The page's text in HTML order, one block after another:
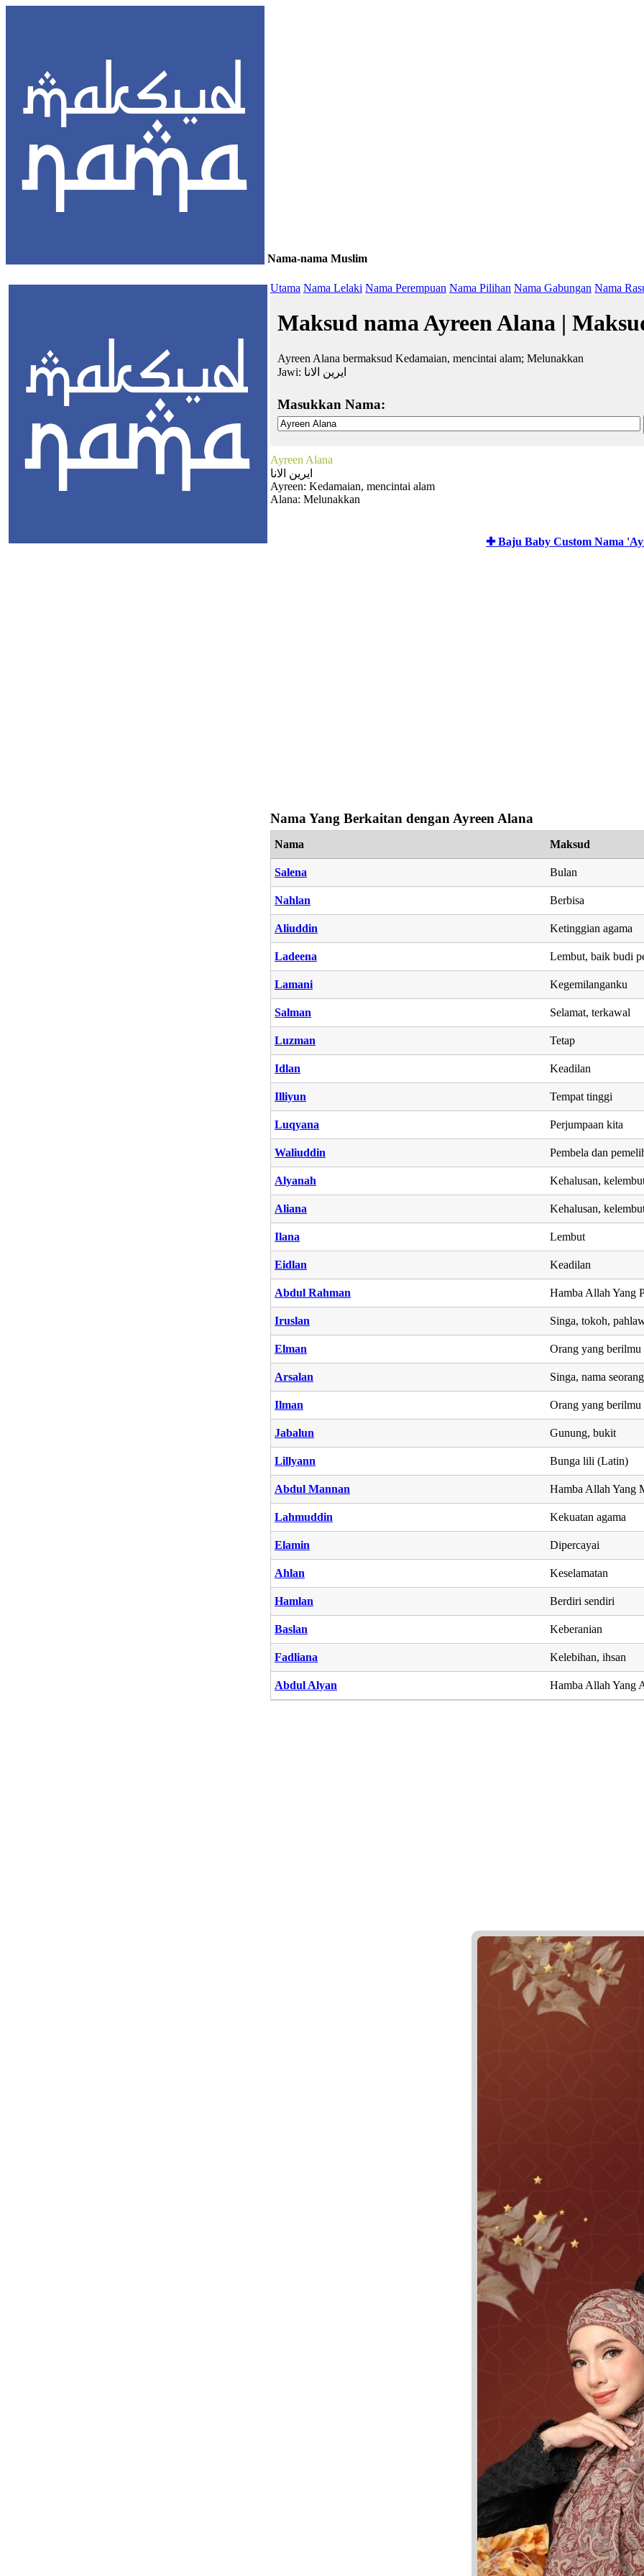
Nama-nama Muslim
Utama Nama Lelaki Nama Perempuan Nama Pilihan Nama Gabungan Nama
Maksud nama Ayreen Alana |
Ayreen Alana bermaksud Kedamaian, mencintai alam; Melunakkan
Jawi: ايرين الانا
Masukkan Nama:
Ayreen Alana
ايرين الانا
Ayreen: Kedamaian, mencintai alam
Alana: Melunakkan
✚ Baju Baby Custom Nama
Nama Yang Berkaitan dengan Ayreen Alana
Nama Maksud
Salena Bulan
Nahlan Berbisa
Aliuddin Ketinggian agama
Ladeena Lembut, baik budi
Lamani Kegemilanganku
Salman Selamat, terkawal
Luzman Tetap
Idlan Keadilan
Illiyun Tempat tinggi
Luqyana Perjumpaan kita
Waliuddin Pembela dan
Alyanah Kehalusan,
Aliana Kehalusan,
Ilana Lembut
Eidlan Keadilan
Abdul Rahman Hamba Allah Yang
Iruslan Singa, tokoh,
Elman Orang yang berilmu
Arsalan Singa, nama
Ilman Orang yang berilmu
Jabalun Gunung, bukit
Lillyann Bunga lili (Latin)
Abdul Mannan Hamba Allah Yang
Lahmuddin Kekuatan agama
Elamin Dipercayai
Ahlan Keselamatan
Hamlan Berdiri sendiri
Baslan Keberanian
Fadliana Kelebihan, ihsan
Abdul Alyan Hamba Allah Yang